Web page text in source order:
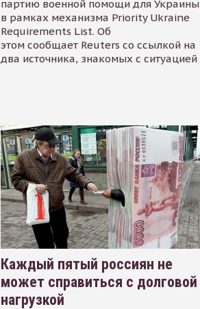
партию военной помощи для Украины
в рамках механизма Priority Ukraine
Requirements List. Об
этом сообщает Reuters со ссылкой на
два источника, знакомых с ситуацией
Каждый пятый россиян не
может справиться с долговой
нагрузкой